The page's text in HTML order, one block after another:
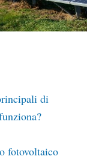
di
fotovoltaico